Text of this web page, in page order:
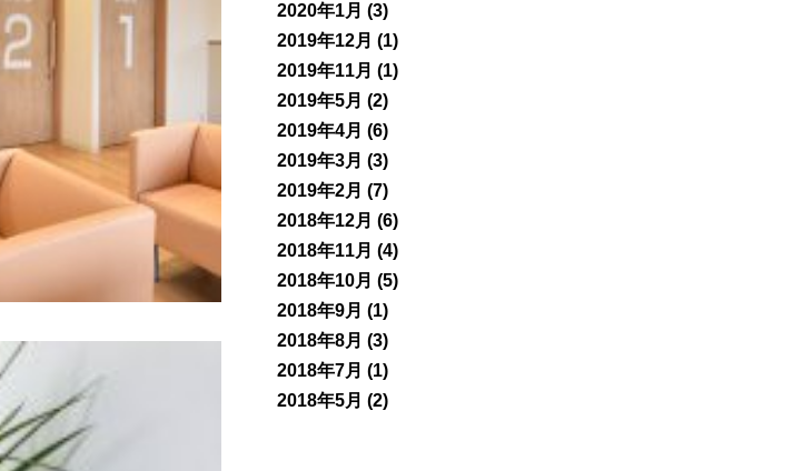
2020年1月 (3)
2019年12月 (1)
2019年11月 (1)
2019年5月 (2)
2019年4月 (6)
2019年3月 (3)
2019年2月 (7)
2018年12月 (6)
2018年11月 (4)
2018年10月 (5)
2018年9月 (1)
2018年8月 (3)
2018年7月 (1)
2018年5月 (2)